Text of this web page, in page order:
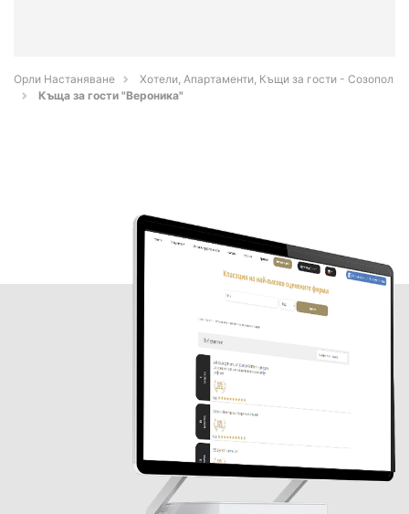
Орли Настаняване
Хотели, Апартаменти, Къщи за гости - Созопол
Къща за гости "Вероника"